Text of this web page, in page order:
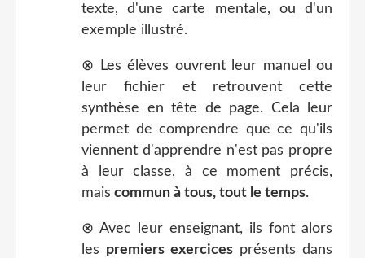
texte, d'une carte mentale, ou d'un
exemple illustré.
⊗ Les élèves ouvrent leur manuel ou
leur fichier et retrouvent cette
synthèse en tête de page. Cela leur
permet de comprendre que ce qu'ils
viennent d'apprendre n'est pas propre
à leur classe, à ce moment précis,
mais commun à tous, tout le temps.
⊗ Avec leur enseignant, ils font alors
les premiers exercices présents dans